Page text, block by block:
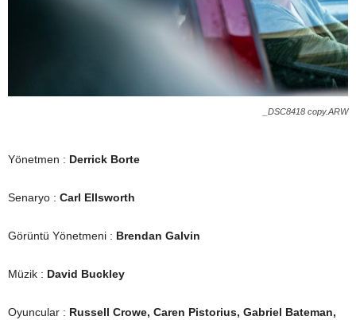
_DSC8418 copy.ARW
Yönetmen : Derrick Borte
Senaryo : Carl Ellsworth
Görüntü Yönetmeni : Brendan Galvin
Müzik : David Buckley
Oyuncular : Russell Crowe, Caren Pistorius, Gabriel Bateman,